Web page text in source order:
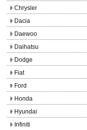
Chrysler
Dacia
Daewoo
Daihatsu
Dodge
Fiat
Ford
Honda
Hyundai
Infiniti